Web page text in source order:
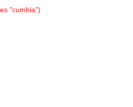
"cumbia")